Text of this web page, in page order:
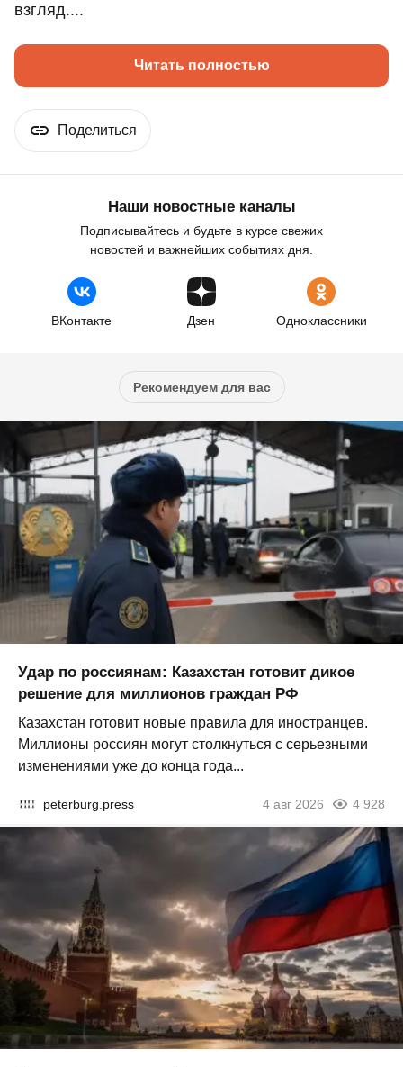
взгляд....
Читать полностью
Поделиться
Наши новостные каналы
Подписывайтесь и будьте в курсе свежих
новостей и важнейших событиях дня.
ВКонтакте Дзен Одноклассники
Рекомендуем для вас
Удар по россиянам: Казахстан готовит дикое
решение для миллионов граждан РФ
Казахстан готовит новые правила для иностранцев.
Миллионы россиян могут столкнуться с серьезными
изменениями уже до конца года...
peterburg.press 4 авг 2026 4 928